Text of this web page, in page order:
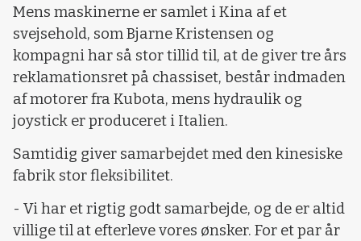
Mens maskinerne er samlet i Kina af et
svejsehold, som Bjarne Kristensen og
kompagni har så stor tillid til, at de giver tre års
reklamationsret på chassiset, består indmaden
af motorer fra Kubota, mens hydraulik og
joystick er produceret i Italien.
Samtidig giver samarbejdet med den kinesiske
fabrik stor fleksibilitet.
- Vi har et rigtig godt samarbejde, og de er altid
villige til at efterleve vores ønsker. For et par år